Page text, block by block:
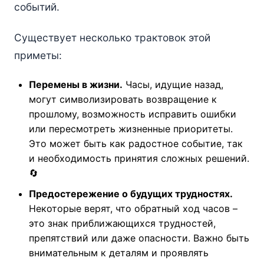
событий.
Существует несколько трактовок этой
приметы:
Перемены в жизни. Часы, идущие назад,
могут символизировать возвращение к
прошлому, возможность исправить ошибки
или пересмотреть жизненные приоритеты.
Это может быть как радостное событие, так
и необходимость принятия сложных решений.
🔄
Предостережение о будущих трудностях.
Некоторые верят, что обратный ход часов –
это знак приближающихся трудностей,
препятствий или даже опасности. Важно быть
внимательным к деталям и проявлять